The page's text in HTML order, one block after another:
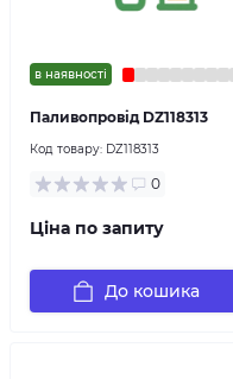
в наявності
Паливопровід DZ118313
Код товару: DZ118313
0
Ціна по запиту
До кошика